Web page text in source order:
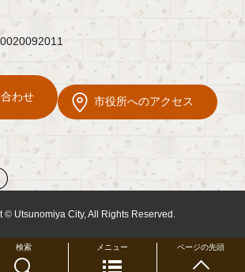
検索 メニュー ページの先頭
わせ 市役所へのアクセス
© Utsunomiya City, All Rights Reserved.